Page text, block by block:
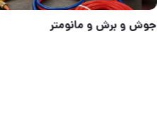
دقتی که برش شما را متفاوت